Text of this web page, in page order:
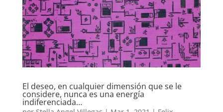
El deseo, en cualquier dimensión que se le
considere, nunca es una energía
indiferenciada…